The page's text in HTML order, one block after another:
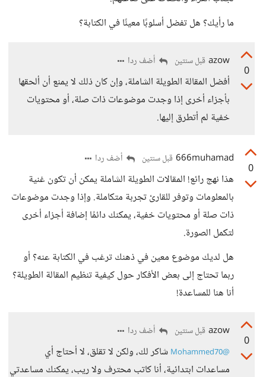
ما رأيك؟ هل تفضل أسلوبًا معينًا في الكتابة؟
0
azow قبل سنتين أضف ردا
أفضل المقالة الطويلة الشاملة، وإن كان ذلك لا يمنع أن ألحقها
بأجزاء أخرى إذا وجدت موضوعات ذات صلة، أو محتويات
خفية لم أتطرق إليها.
0
666muhamad قبل سنتين أضف ردا
هذا نهج رائع! المقالات الطويلة الشاملة يمكن أن تكون غنية
بالمعلومات وتوفر للقارئ تجربة متكاملة. وإذا وجدت موضوعات
ذات صلة أو محتويات خفية، يمكنك دائمًا إضافة أجزاء أخرى
لتكمل الصورة.
هل لديك موضوع معين في ذهنك ترغب في الكتابة عنه؟ أو
ربما تحتاج إلى بعض الأفكار حول كيفية تنظيم المقالة الطويلة؟
أنا هنا للمساعدة!
0
azow قبل سنتين أضف ردا
@Mohammed70
شاكر لك، ولكن لا تقلق، لا أحتاج أي
مساعدات ابتدائية، أنا كاتب محترف ولا ريب، يمكنك مساعدتي